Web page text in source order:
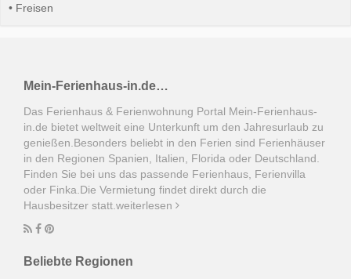
• Freisen
Mein-Ferienhaus-in.de…
Das Ferienhaus & Ferienwohnung Portal Mein-Ferienhaus-
in.de bietet weltweit eine Unterkunft um den Jahresurlaub zu
genießen.Besonders beliebt in den Ferien sind Ferienhäuser
in den Regionen Spanien, Italien, Florida oder Deutschland.
Finden Sie bei uns das passende Ferienhaus, Ferienvilla
oder Finka.Die Vermietung findet direkt durch die
Hausbesitzer statt. weiterlesen
Beliebte Regionen